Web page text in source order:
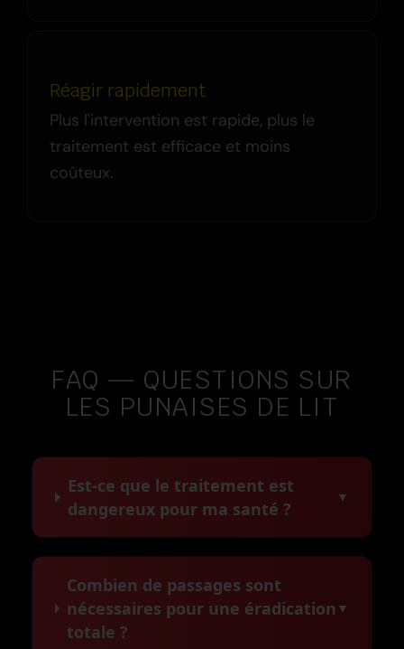
Réagir rapidement
Plus l'intervention est rapide, plus le
traitement est efficace et moins
coûteux.
FAQ — QUESTIONS SUR
LES PUNAISES DE LIT
Est-ce que le traitement est
dangereux pour ma santé ?
▼
Combien de passages sont
nécessaires pour une éradication
totale ?
▼